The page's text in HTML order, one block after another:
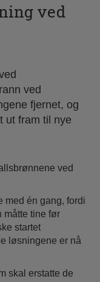
ved
ved
fjernet, og
ut fram til nye
ved
med én gang, fordi
måtte tine før
startet
løsningene er nå
skal erstatte de